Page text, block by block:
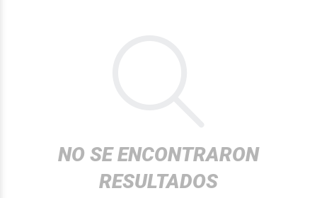
NO SE ENCONTRARON
RESULTADOS